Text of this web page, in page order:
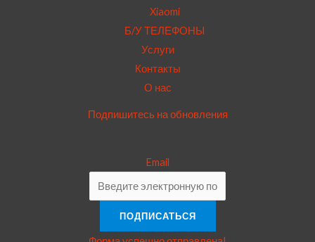
Xiaomi
Б/У ТЕЛЕФОНЫ
Услуги
Контакты
О нас
Подпишитесь на обновления
Email
ПОДПИСАТЬСЯ